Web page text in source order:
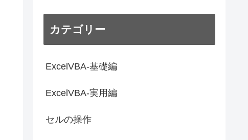
カテゴリー
ExcelVBA-基礎編
ExcelVBA-実用編
セルの操作